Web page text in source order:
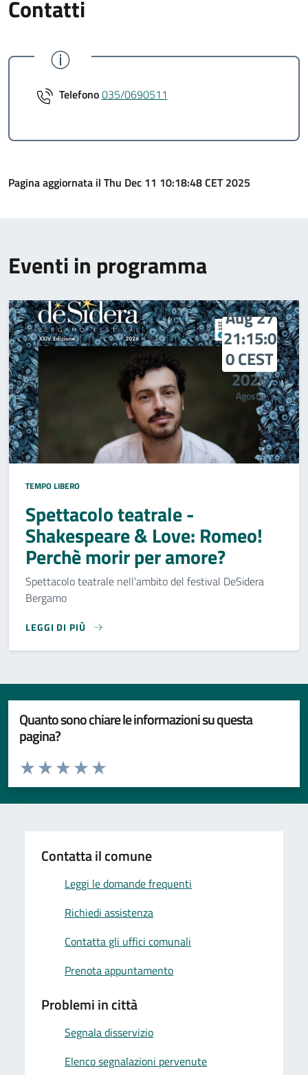
Contatti
Telefono035/0690511
Pagina aggiornata il Thu Dec 11 10:18:48 CET 2025
Eventi in programma
Thu
Aug 27
21:15:0
0 CEST
2026
Agosto
TEMPO LIBERO
Spettacolo teatrale -
Shakespeare & Love: Romeo!
Perchè morir per amore?
Spettacolo teatrale nell'ambito del festival DeSidera
Bergamo
LEGGI DI PIÙ
SPETTACOLO TEATRALE NELL'AMBITO DEL FESTIVAL
Quanto sono chiare le informazioni su questa
pagina?
Valuta da 1 a 5 stelle la pagina
Valuta 5 stelle su 5
Valuta 4 stelle su 5
Valuta 3 stelle su 5
Valuta 2 stelle su 5
Valuta 1 stelle su 5
Contatta il comune
Leggi le domande frequenti
Richiedi assistenza
Contatta gli uffici comunali
Prenota appuntamento
Problemi in città
Segnala disservizio
Elenco segnalazioni pervenute